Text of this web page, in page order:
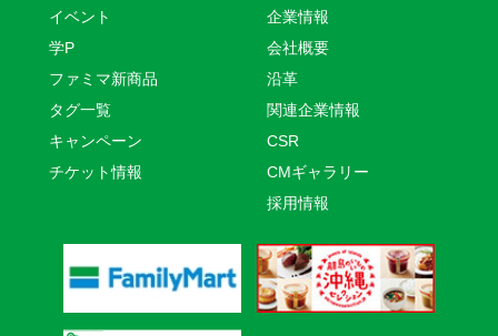
イベント
学P
ファミマ新商品
タグ一覧
キャンペーン
チケット情報
企業情報
会社概要
沿革
関連企業情報
CSR
CMギャラリー
採用情報